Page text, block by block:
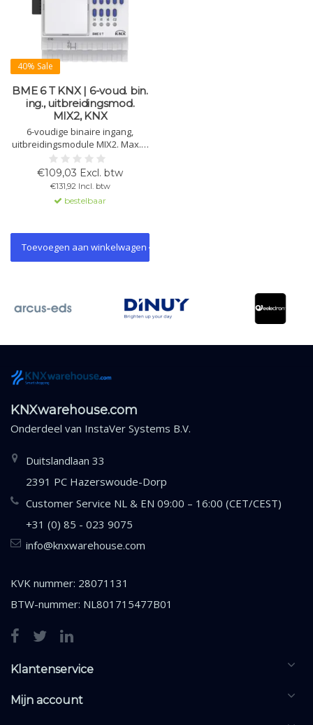
40% Sale
BME 6 T KNX | 6-voud. bin.
ing., uitbreidingsmod.
MIX2, KNX
6-voudige binaire ingang,
uitbreidingsmodule MIX2. Max. 2
modules per basismodule.
Alleen te gebruiken met BMG 6 T
KNX. Handbediening en LED-
status per kanaal.
€109,03 Excl. btw
€131,92 Incl. btw
bestelbaar
Toevoegen aan winkelwagen
KNXwarehouse.com
Onderdeel van InstaVer Systems B.V.
Duitslandlaan 33
2391 PC Hazerswoude-Dorp
Customer Service NL & EN 09:00 – 16:00 (CET/CEST)
+31 (0) 85 - 023 9075
info@knxwarehouse.com
KVK nummer: 28071131
BTW-nummer: NL801715477B01
Klantenservice
Mijn account